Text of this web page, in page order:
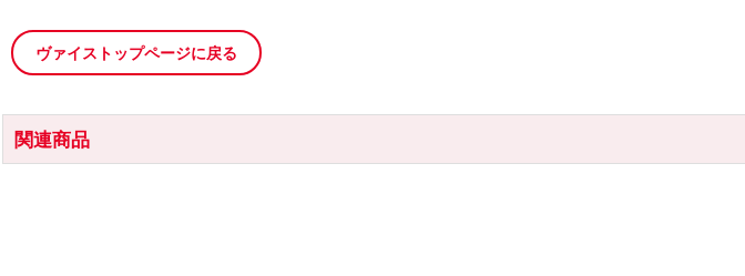
ヴァイストップページに戻る
関連商品